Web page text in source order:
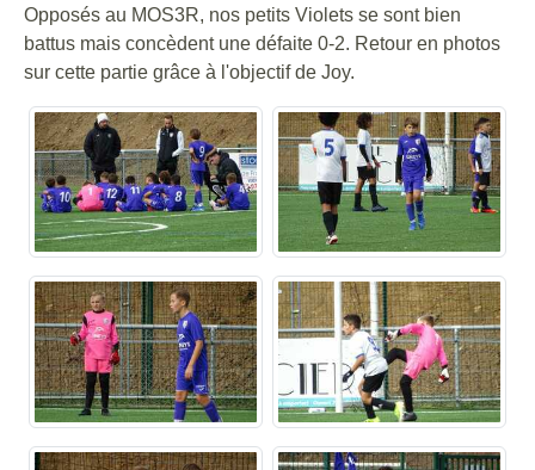
Opposés au MOS3R, nos petits Violets se sont bien
battus mais concèdent une défaite 0-2. Retour en photos
sur cette partie grâce à l'objectif de Joy.